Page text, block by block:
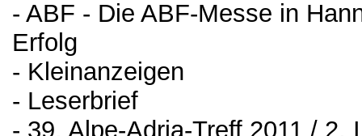
- ABF - Die ABF-Messe in
Erfolg
- Kleinanzeigen
- Leserbrief
- 39. Alpe-Adria-Treff 2011 / 2.